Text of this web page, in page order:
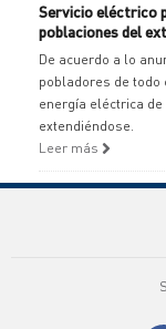
Servicio eléctrico
poblaciones del
De acuerdo a lo
pobladores de todo
energía eléctrica
extendiéndose.
Leer más